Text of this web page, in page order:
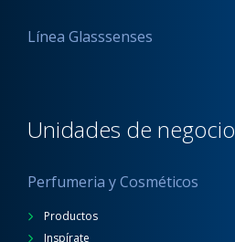
Línea Glasssenses
Unidades de negocio
Perfumeria y Cosméticos
Productos
Inspírate